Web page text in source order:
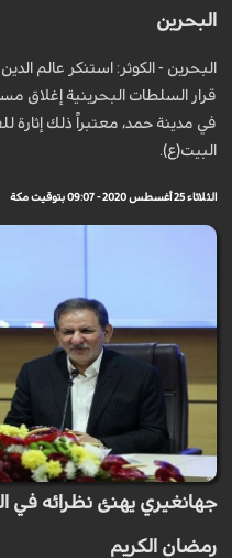
البحرين
البحرين - الكوثر: استنكر عالم
قرار السلطات البحرينية إغلاق
في مدينة حمد، معتبراً ذلك إثارة
البيت(ع).
الثلاثاء 25 أغسطس 2020 - 09:07 بتوقيت مكة
جهانغيري يهنئ نظرائه في
رمضان الكريم